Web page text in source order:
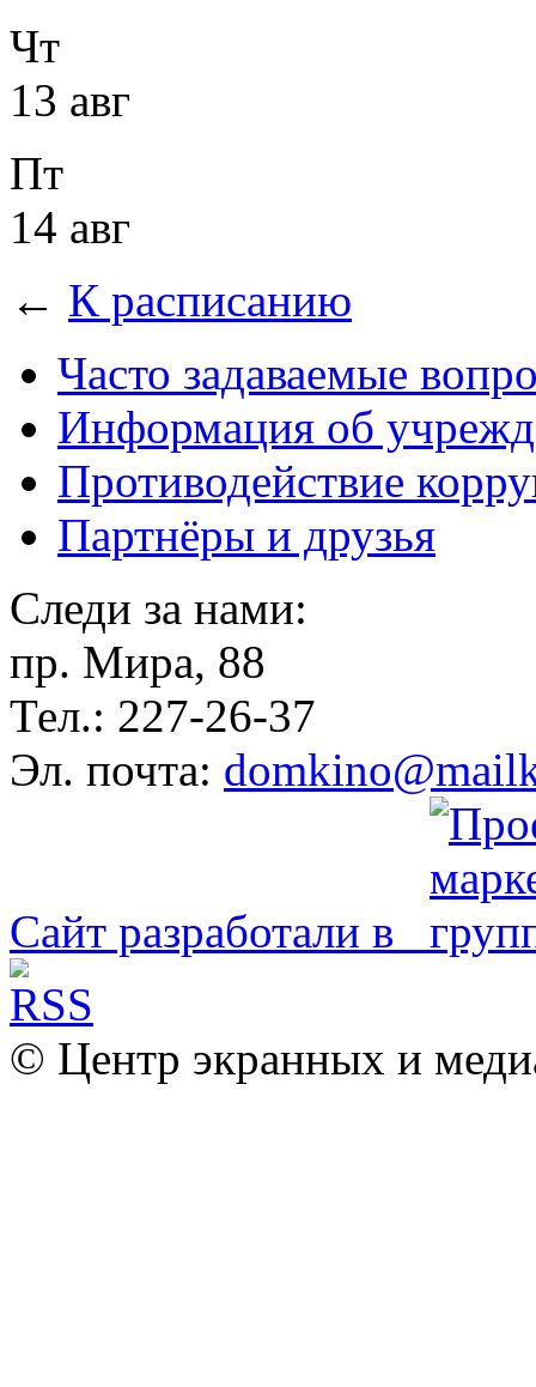
Чт
13 авг
Пт
14 авг
← К расписанию
Часто задаваемые
Информация об
Противодействие
Партнёры и друзья
Следи за нами:
пр. Мира, 88
Тел.: 227-26-37
Эл. почта:
Сайт разработали в
© Центр экранных и